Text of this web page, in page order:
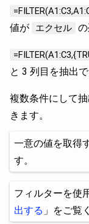
値が
エクセル
と 3 列目を抽出で
複数条件にして
きます。
一意の値を取得
す。
フィルターを使
出する 」をご覧